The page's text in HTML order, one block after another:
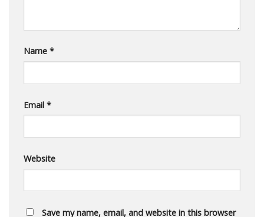
Name *
Email *
Website
Save my name, email, and website in this browser